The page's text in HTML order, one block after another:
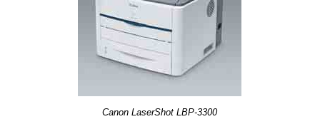
Canon LaserShot LBP-3300